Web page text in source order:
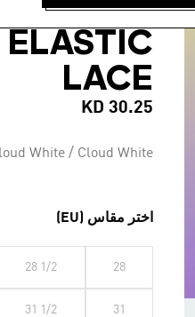
ELASTIC
LACE
KD 30.25
White / Cloud White
اختر مقاس (EU)
28
28 1/2
31
31 1/2